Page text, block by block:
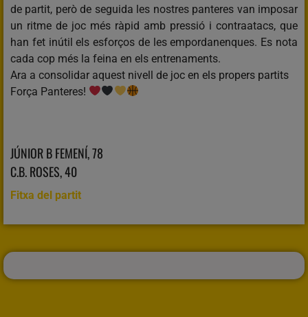
de partit, però de seguida les nostres panteres van imposar
un ritme de joc més ràpid amb pressió i contraatacs, que
han fet inútil els esforços de les empordanenques. Es nota
cada cop més la feina en els entrenaments.
Ara a consolidar aquest nivell de joc en els propers partits
Força Panteres!
JÚNIOR B FEMENÍ, 78
C.B. ROSES, 40
Fitxa del partit